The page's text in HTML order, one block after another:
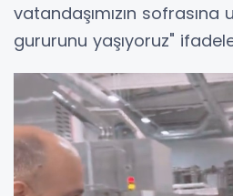
vatandaşımızın sofrasına
gururunu yaşıyoruz"